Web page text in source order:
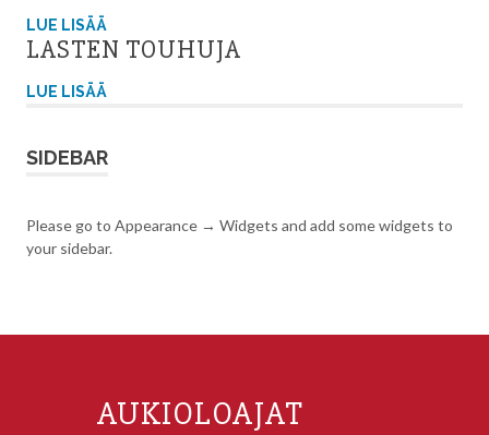
LUE LISÄÄ
LASTEN TOUHUJA
LUE LISÄÄ
SIDEBAR
Please go to Appearance → Widgets and add some widgets to
your sidebar.
AUKIOLOAJAT